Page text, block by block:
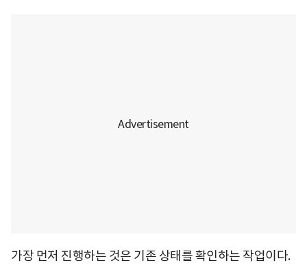
가장 먼저 진행하는 것은 기존 상태를 확인하는 작업이다.